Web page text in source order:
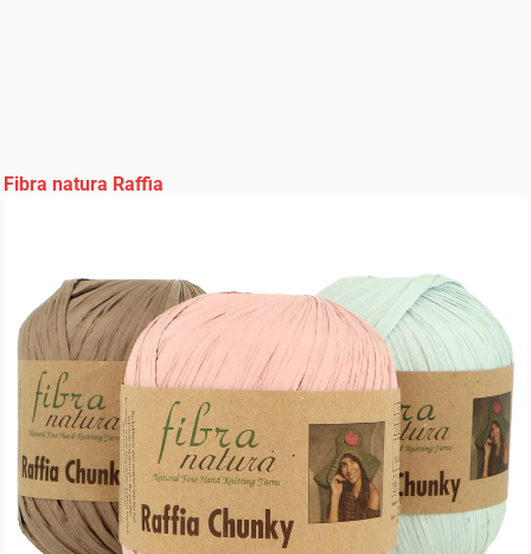
Fibra natura Raffia